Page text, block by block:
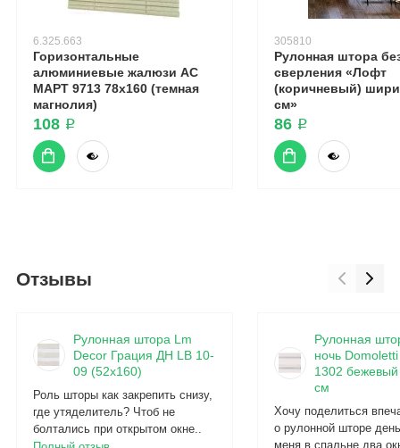
6.325.663
Горизонтальные
алюминиевые жалюзи АС
МАРТ 9713 78x160 (темная
магнолия)
108 ₽
305810
Рулонная штора
сверления «Лофт
(коричневый)
см»
86 ₽
Отзывы
Рулонная штора Lm
Decor Грация ДН LB 10-
09 (52x160)
Роль шторы как закрепить снизу,
где утяделитель? Чтоб не
болтались при открытом окне..
Рулонная
ночь
1302
см
Хочу поделиться
о рулонной шторе
меня в спальне два